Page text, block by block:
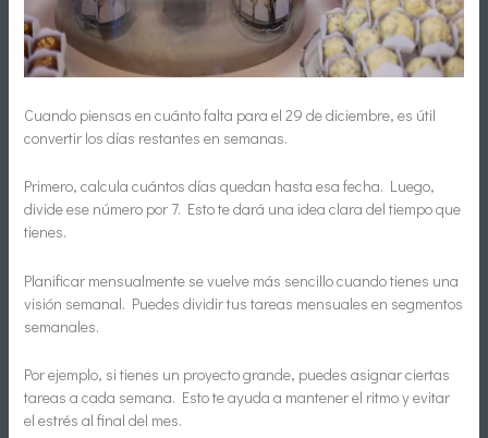
Cuando piensas en cuánto falta para el 29 de diciembre, es útil
convertir los días restantes en semanas.
Primero, calcula cuántos días quedan hasta esa fecha. Luego,
divide ese número por 7. Esto te dará una idea clara del tiempo que
tienes.
Planificar mensualmente se vuelve más sencillo cuando tienes una
visión semanal. Puedes dividir tus tareas mensuales en segmentos
semanales.
Por ejemplo, si tienes un proyecto grande, puedes asignar ciertas
tareas a cada semana. Esto te ayuda a mantener el ritmo y evitar
el estrés al final del mes.